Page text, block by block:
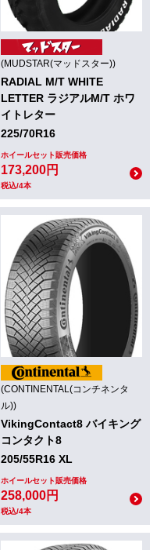
(MUDSTAR(マッドスター))
RADIAL M/T WHITE
LETTER ラジアルM/T ホワ
イトレター
225/70R16
ホイールセット販売価格
173,200円
税込/4本
(CONTINENTAL(コンチネンタ
ル))
VikingContact8 バイキング
コンタクト8
205/55R16 XL
ホイールセット販売価格
258,000円
税込/4本